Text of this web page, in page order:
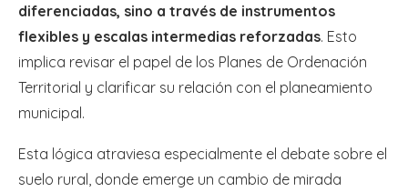
diferenciadas, sino a través de instrumentos
flexibles y escalas intermedias reforzadas. Esto
implica revisar el papel de los Planes de Ordenación
Territorial y clarificar su relación con el planeamiento
municipal.
Esta lógica atraviesa especialmente el debate sobre el
suelo rural, donde emerge un cambio de mirada